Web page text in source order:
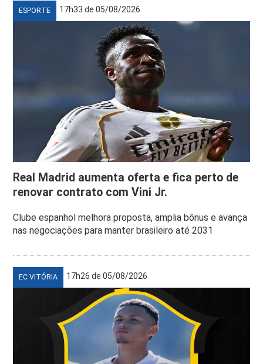
ESPORTE 17h33 de 05/08/2026
Real Madrid aumenta oferta e fica perto de
renovar contrato com Vini Jr.
Clube espanhol melhora proposta, amplia bônus e avança
nas negociações para manter brasileiro até 2031
EC VITÓRIA 17h26 de 05/08/2026